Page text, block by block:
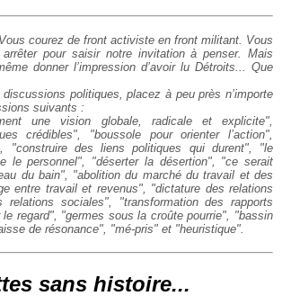
Vous courez de front activiste en front militant. Vous
pour saisir notre invitation à penser. Mais
donner l’impression d’avoir lu Détroits... Que
politiques, placez à peu près n’importe
suivants :
une vision globale, radicale et explicite",
crédibles", "boussole pour orienter l’action",
"construire des liens politiques qui durent", "le
le personnel", "déserter la désertion", "ce serait
du bain", "abolition du marché du travail et des
entre travail et revenus", "dictature des relations
relations sociales", "transformation des rapports
regard", "germes sous la croûte pourrie", "bassin
de résonance", "mé-pris" et "heuristique".
sans histoire...